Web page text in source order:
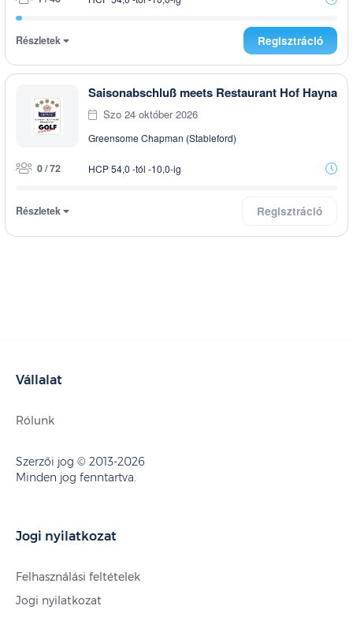
Részletek Regisztráció
Saisonabschluß meets Restaurant Hof Hayna
Szo 24 október 2026
Greensome Chapman (Stableford)
0 / 72 HCP 54,0 -tól -10,0-ig
Részletek Regisztráció
Vállalat
Rólunk
Szerzői jog © 2013-2026
Minden jog fenntartva.
Jogi nyilatkozat
Felhasználási feltételek
Jogi nyilatkozat